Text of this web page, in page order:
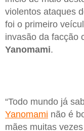
violentos ataques
foi o primeiro
invasão da facção
Yanomami.
“Todo mundo já
Yanomami não é
mães muitas